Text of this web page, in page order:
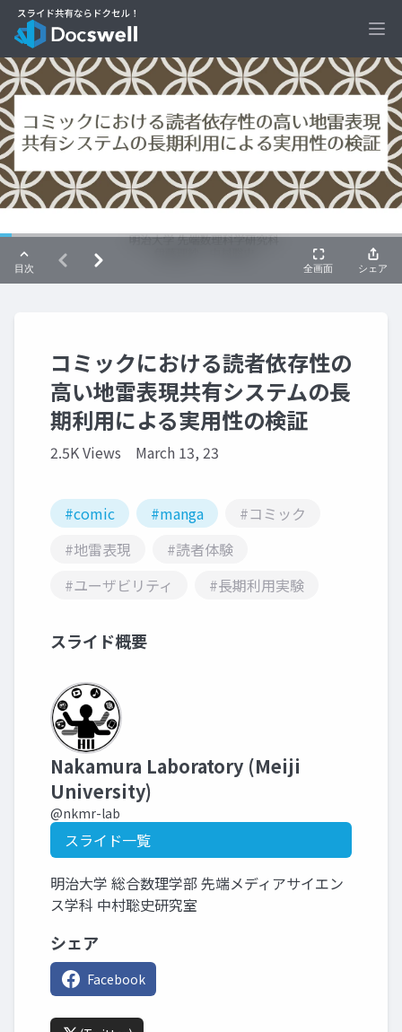
コミックにおける読者依存性の
高い地雷表現共有システムの長
期利用による実用性の検証
2.5K Views March 13, 23
#comic #manga
#コミック
#地雷表現
#読者体験
#ユーザビリティ
#長期利用実験
スライド概要
Nakamura Laboratory (Meiji
University)
@nkmr-lab
スライド一覧
明治大学 総合数理学部 先端メディアサイエン
ス学科 中村聡史研究室
シェア
Facebook